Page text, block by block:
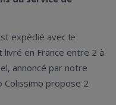
expédié avec le
livré en France entre 2 à
annoncé par notre
Colissimo propose 2